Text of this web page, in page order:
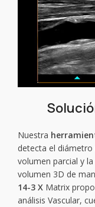
Nuestra
detecta el
volumen parcial y
volumen 3D de
14-3 X Matrix
análisis Vascular,